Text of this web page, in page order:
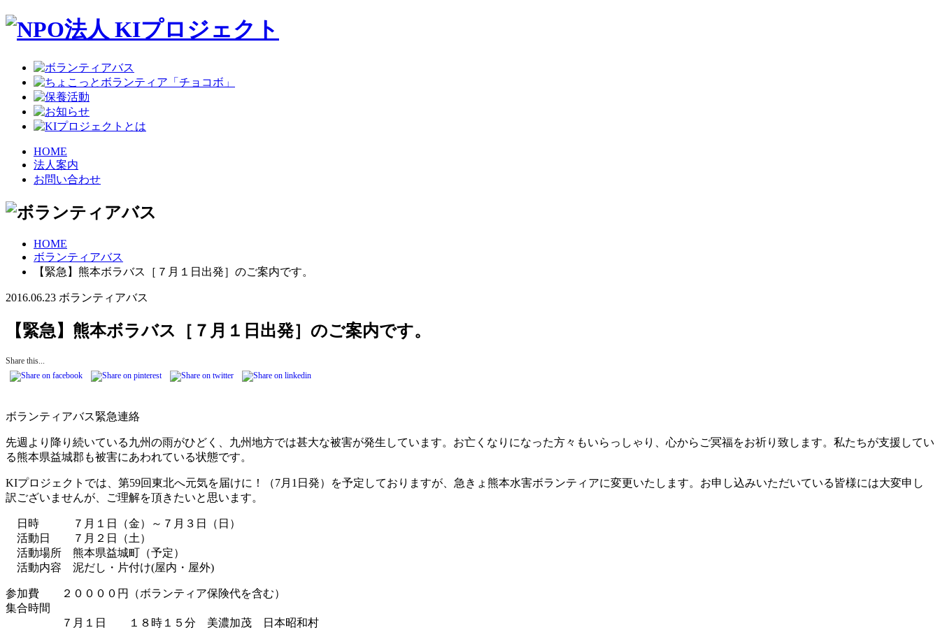
HOME
法人案内
お問い合わせ
HOME
ボランティアバス
【緊急】熊本ボラバス［７月１日出発］のご案内です。
2016.06.23 ボランティアバス
【緊急】熊本ボラバス［７月１日出発］のご案内です。
Share this...
ボランティアバス緊急連絡
先週より降り続いている九州の雨がひどく、九州地方では甚大な被害が発生しています。お亡くなりになった方々もいらっしゃり、心からご冥福をお祈り致します。私たちが支援してい
る熊本県益城郡も被害にあわれている状態です。
KIプロジェクトでは、第59回東北へ元気を届けに！（7月 1 日発）を予定しておりますが、急きょ熊本水害ボランティアに変更いたします。お申し込みいただいている皆様には大変申し
訳ございませんが、ご理解を頂きたいと思います。
日時 ７月１日（金）～７月３日（日）
活動日 ７月２日（土）
活動場所 熊本県益城町（予定）
活動内容 泥だし・片付け(屋内・屋外)
参加費 ２００００円（ボランティア保険代を含む）
集合時間
７月１日 １８時１５分 美濃加茂 日本昭和村